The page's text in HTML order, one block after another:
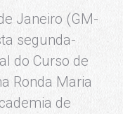
Janeiro (GM-
segunda-
do Curso de
Ronda Maria
de